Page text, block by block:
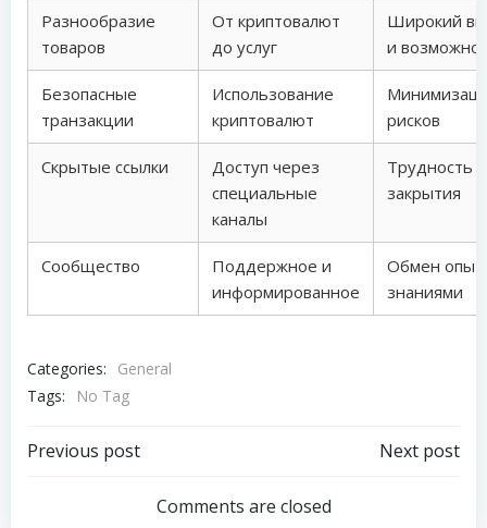
Разнообразие
товаров
От криптовалют
до услуг
Широкий
и
Безопасные
транзакции
Использование
криптовалют
рисков
Скрытые ссылки
Доступ через
специальные
каналы
Трудность
закрытия
Сообщество
Поддержное и
информированное
Обмен
знаниями
Categories:
General
Tags:
No Tag
Post
navigation
Previous post
navigation
Next post
Comments are closed